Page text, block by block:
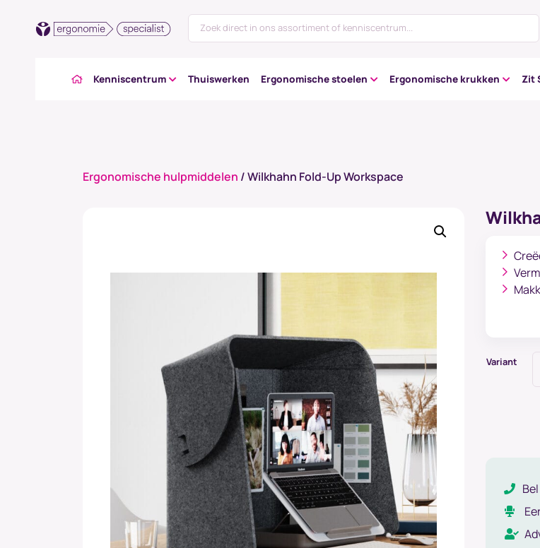
Kenniscentrum Thuiswerken Ergonomische stoelen Ergonomische krukken Zit
Ergonomische hulpmiddelen / Wilkhahn Fold-Up Workspace
Variant
Bel